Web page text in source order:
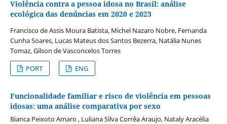
Violência contra a pessoa idosa no Brasil: análise
ecológica das denúncias em 2020 e 2023
Francisco de Assis Moura Batista, Michel Nazaro Nobre, Fernanda
Cunha Soares, Lucas Mateus dos Santos Bezerra, Natália Nunes
Tomaz, Gilson de Vasconcelos Torres
PORT
ENG
Funcionalidade familiar e risco de violência em pessoas
idosas: uma análise comparativa por sexo
Bianca Peixoto Amaro , Luliana Silva Corrêa Araujo, Nataly Aracélia